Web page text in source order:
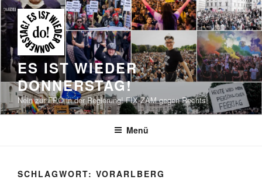
Zum
Inhalt
springen
ES IST WIEDER
DONNERSTAG!
Nein zur FPÖ in der Regierung! FIX ZAM gegen Rechts!
Menü
SCHLAGWORT: VORARLBERG